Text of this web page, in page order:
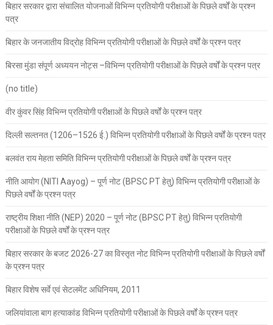
बिहार सरकार द्वारा संचालित योजनाओं विभिन्न प्रतियोगी परीक्षाओं के पिछले वर्षों के प्रश्न
पत्र
बिहार के जनजातीय विद्रोह विभिन्न प्रतियोगी परीक्षाओं के पिछले वर्षों के प्रश्न पत्र
बिरसा मुंडा संपूर्ण अध्ययन नोट्स –विभिन्न प्रतियोगी परीक्षाओं के पिछले वर्षों के प्रश्न पत्र
(no title)
वीर कुंवर सिंह विभिन्न प्रतियोगी परीक्षाओं के पिछले वर्षों के प्रश्न पत्र
दिल्ली सल्तनत (1206–1526 ई.) विभिन्न प्रतियोगी परीक्षाओं के पिछले वर्षों के प्रश्न पत्र
बलवंत राय मेहता समिति विभिन्न प्रतियोगी परीक्षाओं के पिछले वर्षों के प्रश्न पत्र
नीति आयोग (NITI Aayog) – पूर्ण नोट (BPSC PT हेतु) विभिन्न प्रतियोगी परीक्षाओं के
पिछले वर्षों के प्रश्न पत्र
राष्ट्रीय शिक्षा नीति (NEP) 2020 – पूर्ण नोट (BPSC PT हेतु) विभिन्न प्रतियोगी
परीक्षाओं के पिछले वर्षों के प्रश्न पत्र
बिहार सरकार के बजट 2026-27 का विस्तृत नोट विभिन्न प्रतियोगी परीक्षाओं के पिछले वर्षों
के प्रश्न पत्र
बिहार विशेष सर्वे एवं सेटलमेंट अधिनियम, 2011
जलियांवाला बाग हत्याकांड विभिन्न प्रतियोगी परीक्षाओं के पिछले वर्षों के प्रश्न पत्र